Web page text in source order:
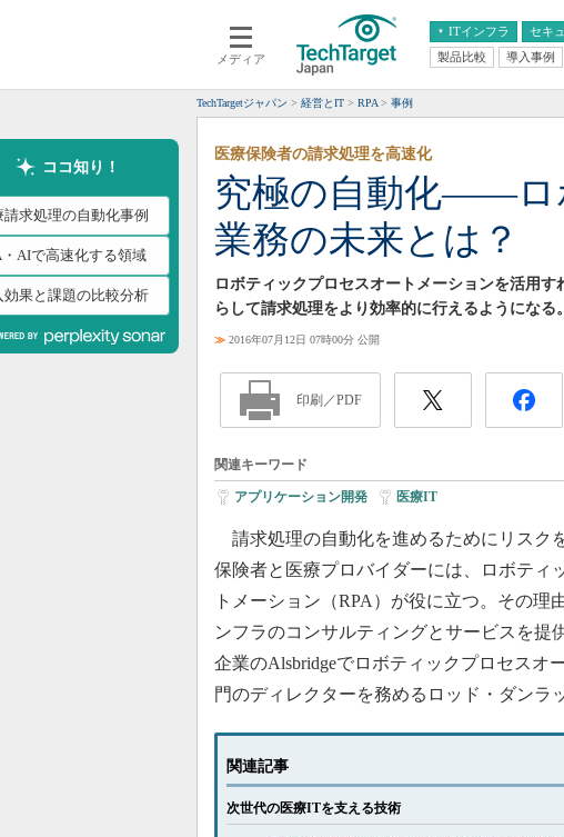
メディア
ITインフラ
クラウド
スマートモバイル
ネットワーク
システム運用管理
セキ
エンタープライズAI
ERP
CX
情報系システム
製品比較 導入事例
TechTargetジャパン 経営とIT RPA 事例
ココ知り！
請求処理の自動化事例
・AIで高速化する領域
効果と課題の比較分析
究極の自動化――ロ
業務の未来とは？
医療保険者の請求処理を高速化
ロボティックプロセスオートメーションを活用
らして請求処理をより効率的に行えるようになる。
≫ 2016年07月12日 07時00分 公開
印刷／PDF
関連キーワード
アプリケーション開発 医療IT
請求処理の自動化を進めるためにリスク
保険者と医療プロバイダーには、ロボティ
トメーション（RPA）が役に立つ。その理
ンフラのコンサルティングとサービスを提
企業のAlsbridgeでロボティックプロセスオ
門のディレクターを務めるロッド・ダンラ
関連記事
次世代の医療ITを支える技術